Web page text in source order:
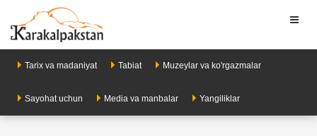
Tarix va madaniyat Tabiat Muzeylar va ko'rgazmalar
Sayohat uchun Media va manbalar Yangiliklar